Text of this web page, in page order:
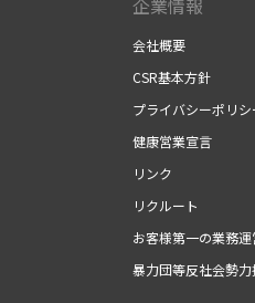
企業情報
会社概要
CSR基本方針
プライバシーポリシ
健康営業宣言
リンク
リクルート
お客様第一の業務
暴力団等反社会勢